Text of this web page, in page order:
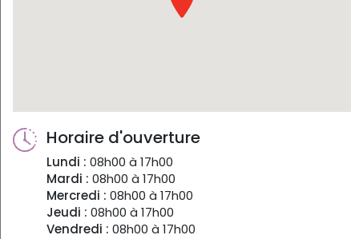
Horaire d'ouverture
Lundi : 08h00 à 17h00
Mardi : 08h00 à 17h00
Mercredi : 08h00 à 17h00
Jeudi : 08h00 à 17h00
Vendredi : 08h00 à 17h00